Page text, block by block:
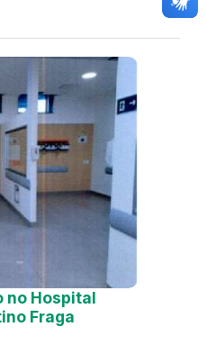
no Hospital
Fraga